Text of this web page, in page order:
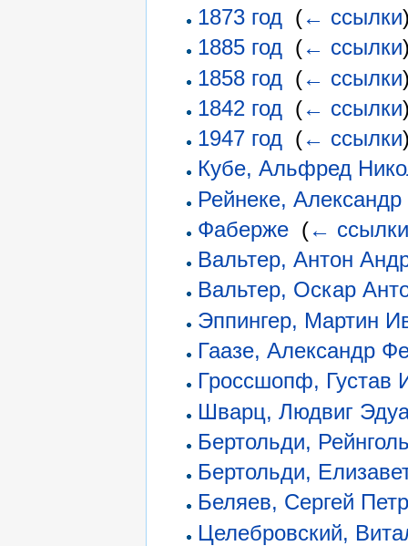
1873 год‎ (← ссылки
1885 год‎ (← ссылки
1858 год‎ (← ссылки
1842 год‎ (← ссылки
1947 год‎ (← ссылки
Кубе, Альфред
Рейнеке, Александр
Фаберже‎ (← ссылки
Вальтер, Антон
Вальтер, Оскар
Эппингер, Мартин
Гаазе, Александр
Гроссшопф, Густав
Шварц, Людвиг
Бертольди,
Бертольди,
Беляев, Сергей
Целебровский,